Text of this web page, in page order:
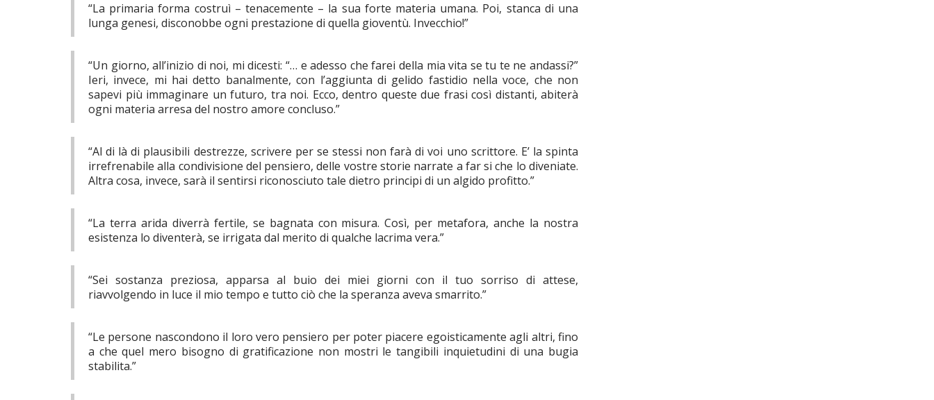
“La primaria forma costruì – tenacemente – la sua forte materia umana. Poi, stanca di una
lunga genesi, disconobbe ogni prestazione di quella gioventù. Invecchio!”
“Un giorno, all’inizio di noi, mi dicesti: “… e adesso che farei della mia vita se tu te ne andassi?”
Ieri, invece, mi hai detto banalmente, con l’aggiunta di gelido fastidio nella voce, che non
sapevi più immaginare un futuro, tra noi. Ecco, dentro queste due frasi così distanti, abiterà
ogni materia arresa del nostro amore concluso.”
“Al di là di plausibili destrezze, scrivere per se stessi non farà di voi uno scrittore. E’ la spinta
irrefrenabile alla condivisione del pensiero, delle vostre storie narrate a far si che lo diveniate.
Altra cosa, invece, sarà il sentirsi riconosciuto tale dietro principi di un algido profitto.”
“La terra arida diverrà fertile, se bagnata con misura. Così, per metafora, anche la nostra
esistenza lo diventerà, se irrigata dal merito di qualche lacrima vera.”
“Sei sostanza preziosa, apparsa al buio dei miei giorni con il tuo sorriso di attese,
riavvolgendo in luce il mio tempo e tutto ciò che la speranza aveva smarrito.”
“Le persone nascondono il loro vero pensiero per poter piacere egoisticamente agli altri, fino
a che quel mero bisogno di gratificazione non mostri le tangibili inquietudini di una bugia
stabilita.”